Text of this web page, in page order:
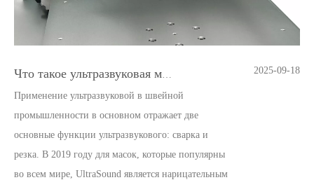
Что такое ультразвуковая машина для резки пищи
Применение ультразвуковой в швейной
промышленности в основном отражает две
основные функции ультразвукового: сварка и
резка. В 2019 году для масок, которые популярны
во всем мире, UltraSound является нарицательным
2025-09-18